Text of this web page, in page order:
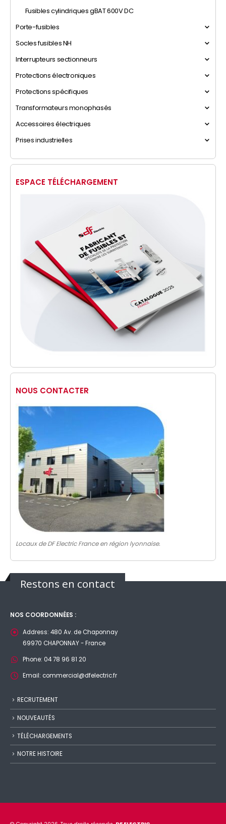
Fusibles cylindriques gBAT 600V DC
Porte-fusibles
Socles fusibles NH
Interrupteurs sectionneurs
Protections électroniques
Protections spécifiques
Transformateurs monophasés
Accessoires électriques
Prises industrielles
ESPACE TÉLÉCHARGEMENT
NOUS CONTACTER
Locaux de DF Electric France en région lyonnaise.
Restons en contact
NOS COORDONNÉES :
Address: 480 Av. de Chaponnay
69970 CHAPONNAY - France
Phone: 04 78 96 81 20
Email: commercial@dfelectric.fr
RECRUTEMENT
NOUVEAUTÉS
TÉLÉCHARGEMENTS
NOTRE HISTOIRE